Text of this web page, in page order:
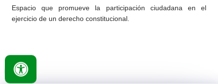
Espacio que promueve la participación ciudadana en el
ejercicio de un derecho constitucional.